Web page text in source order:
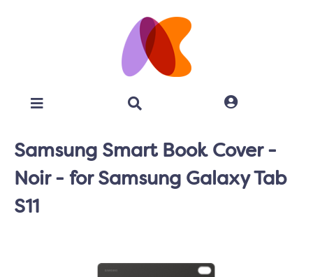
Samsung Smart Book Cover -
Noir - for Samsung Galaxy Tab
S11